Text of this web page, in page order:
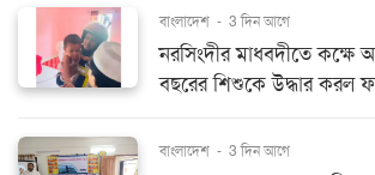
বাংলাদেশ - 3 দিন আগে
নরসিংদীর মাধবদীতে
বছরের শিশুকে উদ্ধার করল
বাংলাদেশ - 3 দিন আগে